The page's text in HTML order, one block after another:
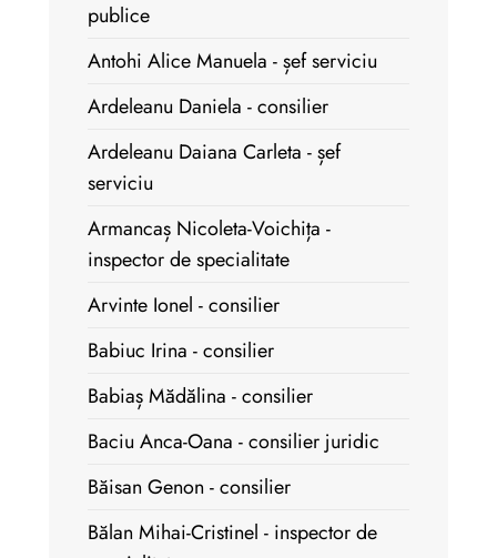
publice
Antohi Alice Manuela - șef serviciu
Ardeleanu Daniela - consilier
Ardeleanu Daiana Carleta - șef
serviciu
Armancaș Nicoleta-Voichița -
inspector de specialitate
Arvinte Ionel - consilier
Babiuc Irina - consilier
Babiaș Mădălina - consilier
Baciu Anca-Oana - consilier juridic
Băisan Genon - consilier
Bălan Mihai-Cristinel - inspector de